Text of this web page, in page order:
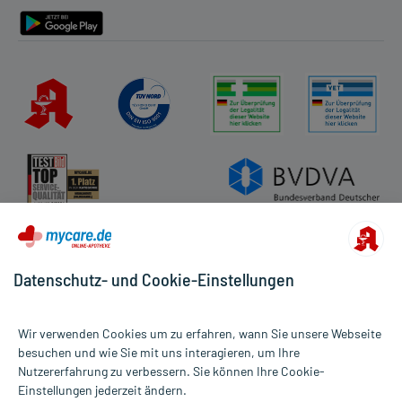
Alle Preise gelten inkl. MwSt., ggf. zzgl. Versandkosten
Informationen auf dieser Website werden ausschließlich für
Datenschutz- und Cookie-Einstellungen
Wir verwenden Cookies um zu erfahren, wann Sie unsere Webseite
besuchen und wie Sie mit uns interagieren, um Ihre
Nutzererfahrung zu verbessern. Sie können Ihre Cookie-
Einstellungen jederzeit ändern.